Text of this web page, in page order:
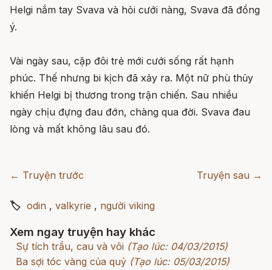
Helgi nắm tay Svava và hỏi cưới nàng, Svava đã đồng
ý.
Vài ngày sau, cặp đôi trẻ mới cưới sống rất hạnh
phúc. Thế nhưng bi kịch đã xảy ra. Một nữ phù thủy
khiến Helgi bị thương trong trận chiến. Sau nhiều
ngày chịu đựng đau đớn, chàng qua đời. Svava đau
lòng và mất không lâu sau đó.
← Truyện trước Truyện sau →
🏷 odin , valkyrie , người viking
Xem ngay truyện hay khác
Sự tích trầu, cau và vôi (Tạo lúc: 04/03/2015)
Ba sợi tóc vàng của quỷ (Tạo lúc: 05/03/2015)